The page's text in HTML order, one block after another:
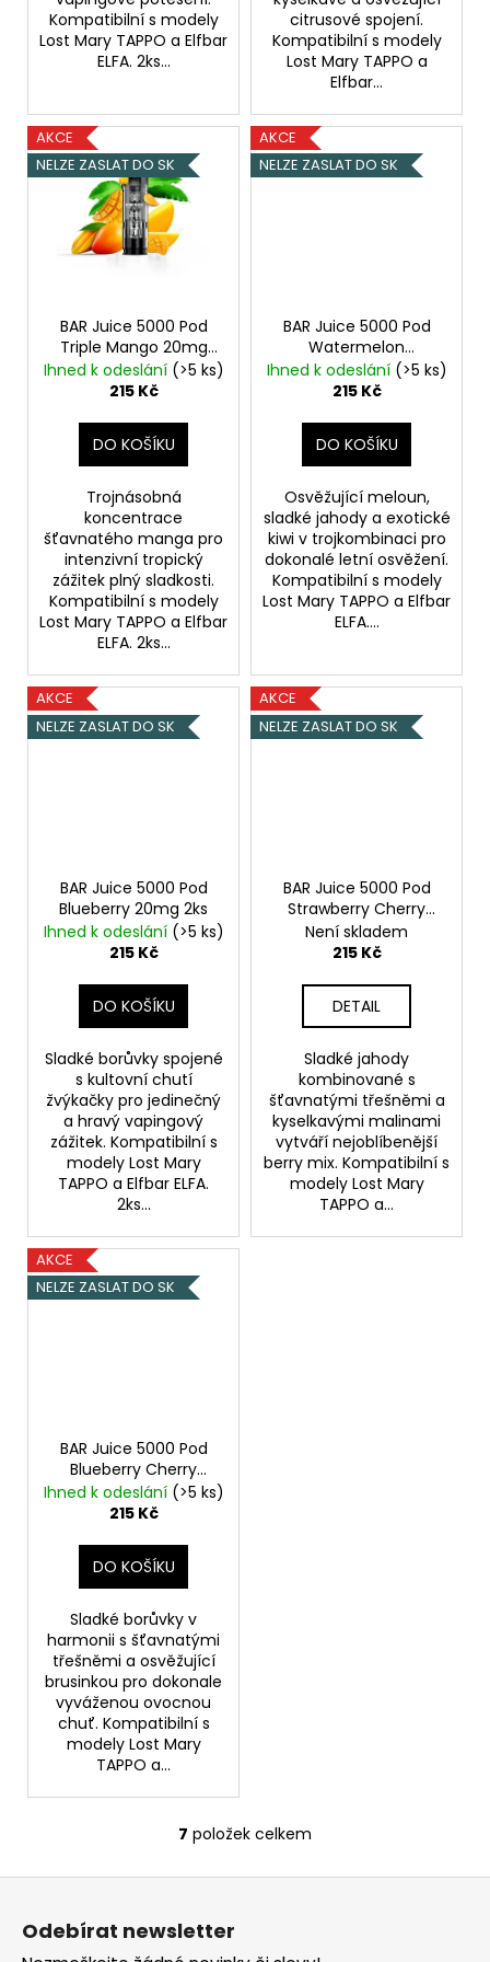
Kompatibilní s modely
Lost Mary TAPPO a Elfbar
ELFA. 2ks...
citrusové spojení.
Kompatibilní s modely
Lost Mary TAPPO a
Elfbar...
AKCE
NELZE ZASLAT DO SK
BAR Juice 5000 Pod
Triple Mango 20mg
2ksMango
Ihned k odeslání (>5 ks)
215 Kč
DO KOŠÍKU
Trojnásobná
koncentrace
šťavnatého manga pro
intenzivní tropický
zážitek plný sladkosti.
Kompatibilní s modely
Lost Mary TAPPO a Elfbar
ELFA. 2ks...
AKCE
NELZE ZASLAT DO SK
BAR Juice 5000 Pod
Watermelon
Strawberry Kiwi 20mg
Vodní meloun,
Ihned k odeslání (>5 ks)
215 Kč
DO KOŠÍKU
Osvěžující meloun,
sladké jahody a exotické
kiwi v trojkombinaci pro
dokonalé letní osvěžení.
Kompatibilní s modely
Lost Mary TAPPO a Elfbar
ELFA....
AKCE
NELZE ZASLAT DO SK
BAR Juice 5000 Pod
Blueberry 20mg 2ks
Ihned k odeslání (>5 ks)
215 Kč
DO KOŠÍKU
Sladké borůvky spojené
s kultovní chutí
žvýkačky pro jedinečný
a hravý vapingový
zážitek. Kompatibilní s
modely Lost Mary
TAPPO a Elfbar ELFA.
2ks...
AKCE
NELZE ZASLAT DO SK
BAR Juice 5000 Pod
Strawberry Cherry
Raspberry 20mg 2ks
Jahoda, Třešeň, Malina
Není skladem
215 Kč
DETAIL
Sladké jahody
kombinované s
šťavnatými třešněmi a
kyselkavými malinami
vytváří nejoblíbenější
berry mix. Kompatibilní s
modely Lost Mary
TAPPO a...
AKCE
NELZE ZASLAT DO SK
BAR Juice 5000 Pod
Blueberry Cherry
Cranberry 20mg 2ks
Borůvka, Třešeň,
Ihned k odeslání (>5 ks)
215 Kč
DO KOŠÍKU
Sladké borůvky v
harmonii s šťavnatými
třešněmi a osvěžující
brusinkou pro dokonale
vyváženou ovocnou
chuť. Kompatibilní s
modely Lost Mary
TAPPO a...
O
v
7 položek celkem
Z
Odebírat newsletter